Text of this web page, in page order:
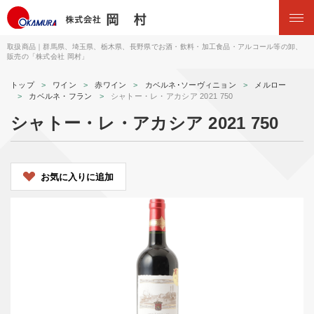
取扱商品｜群馬県、埼玉県、栃木県、長野県でお酒・飲料・加工食品・アルコール等の卸、
販売の「株式会社 岡村」
トップ ワイン 赤ワイン カベルネ･ソーヴィニョン
メルロー
カベルネ・フラン
シャトー・レ・アカシア 2021 750
シャトー・レ・アカシア 2021 750
お気に入りに追加